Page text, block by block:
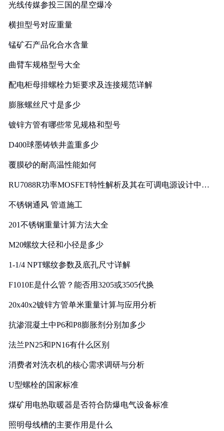
光线传媒参投三国的星空爆冷
横担型号对应重量
锰矿石产品化合水含量
曲臂车规格型号大全
配电柜母排螺栓力矩要求及连接规范详解
膨胀螺丝尺寸是多少
镀锌方管有哪些常见规格和型号
D400球墨铸铁井盖重多少
覆膜砂的耐高温性能如何
RU7088R功率MOSFET特性解析及其在可调电源设计中的
不锈钢通风 管道施工
201不锈钢重量计算方法大全
M20螺纹大径和小径是多少
1-1/4 NPT螺纹参数及底孔尺寸详解
F1010E是什么管？能否用3205或3505代换
20x40x2镀锌方管单米重量计算与应用分析
抗渗混凝土中P6和P8膨胀剂分别加多少
法兰PN25和PN16有什么区别
消费者对洗衣机的核心需求调研与分析
U型螺栓的国家标准
煤矿用电热取暖器是否符合防爆电气设备标准
照明母线槽的主要作用是什么